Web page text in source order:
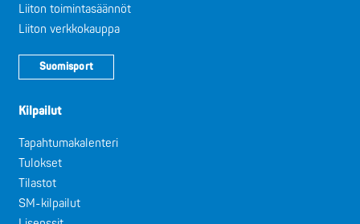
Liiton toimintasäännöt
Liiton verkkokauppa
Suomisport
Kilpailut
Tapahtumakalenteri
Tulokset
Tilastot
SM-kilpailut